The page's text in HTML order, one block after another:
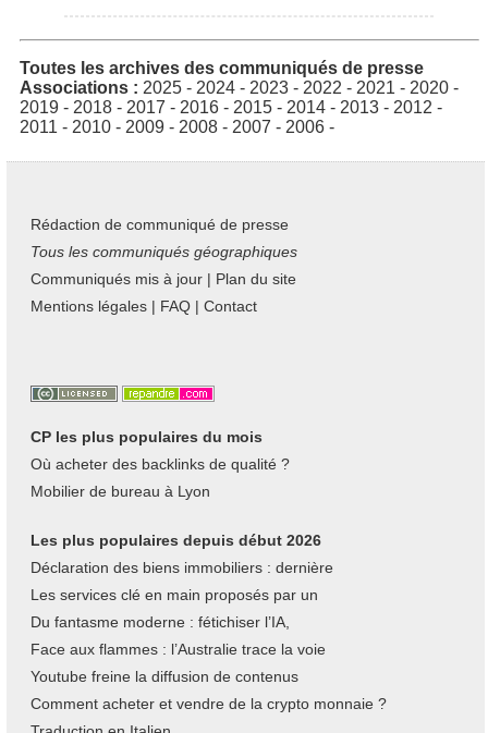
Toutes les archives des communiqués de presse
Associations : 2025 - 2024 - 2023 - 2022 - 2021 - 2020 -
2019 - 2018 - 2017 - 2016 - 2015 - 2014 - 2013 - 2012 -
2011 - 2010 - 2009 - 2008 - 2007 - 2006 -
Rédaction de communiqué de presse
Tous les communiqués géographiques
Communiqués mis à jour | Plan du site
Mentions légales | FAQ | Contact
CP les plus populaires du mois
Où acheter des backlinks de qualité ?
Mobilier de bureau à Lyon
Les plus populaires depuis début 2026
Déclaration des biens immobiliers : dernière
Les services clé en main proposés par un
Du fantasme moderne : fétichiser l’IA,
Face aux flammes : l’Australie trace la voie
Youtube freine la diffusion de contenus
Comment acheter et vendre de la crypto monnaie ?